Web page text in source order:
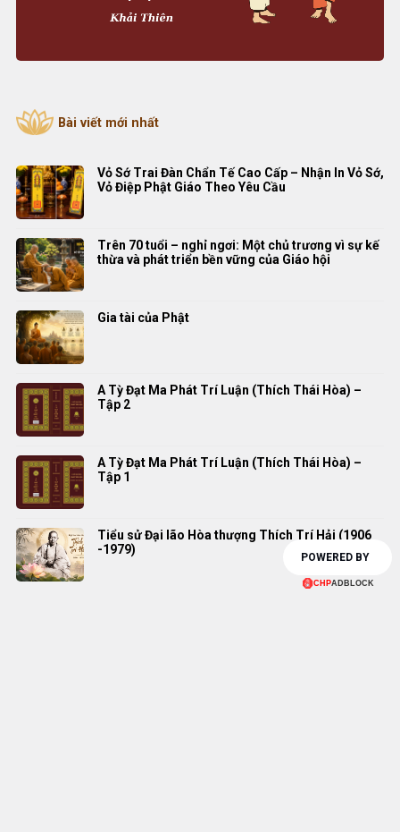
Bài viết mới nhất
Vỏ Sớ Trai Đàn Chẩn Tế Cao Cấp – Nhận In Vỏ Sớ,
Vỏ Điệp Phật Giáo Theo Yêu Cầu
Trên 70 tuổi – nghỉ ngơi: Một chủ trương vì sự kế
thừa và phát triển bền vững của Giáo hội
Gia tài của Phật
A Tỳ Đạt Ma Phát Trí Luận (Thích Thái Hòa) –
Tập 2
A Tỳ Đạt Ma Phát Trí Luận (Thích Thái Hòa) –
Tập 1
Tiểu sử Đại lão Hòa thượng Thích Trí Hải (1906
-1979)
POWERED BY